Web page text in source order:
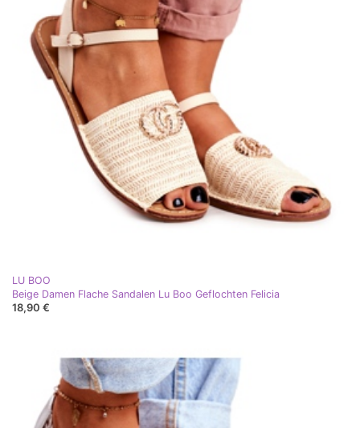
LU BOO
Beige Damen Flache Sandalen Lu Boo Geflochten Felicia
18,90 €